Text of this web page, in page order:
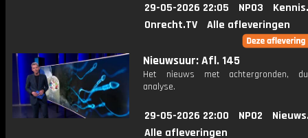
29-05-2026 22:05 NPO3
Onrecht.TV
Alle afleveringen
Nieuwsuur: Afl. 145
Het nieuws met achtergronden,
analyse.
29-05-2026 22:00 NPO2
Alle afleveringen